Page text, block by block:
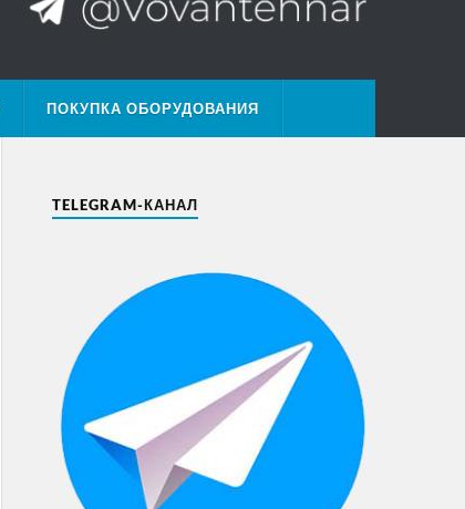
ПОКУПКА ОБОРУДОВАНИЯ
TELEGRAM-КАНАЛ